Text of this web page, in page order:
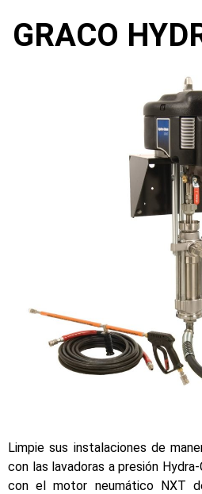
GRACO
Limpie sus instalaciones de
con las lavadoras a presión
con el motor neumático NXT